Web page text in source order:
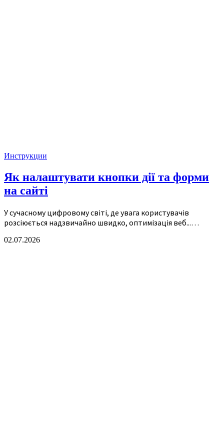
Инструкции
Як налаштувати кнопки дії та форми
на сайті
У сучасному цифровому світі, де увага користувачів
розсіюється надзвичайно швидко, оптимізація веб...…
02.07.2026